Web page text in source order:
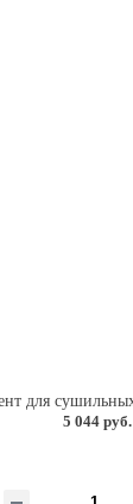
5 044 руб.